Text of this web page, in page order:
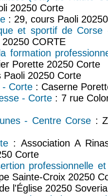
20250 Corte
: 29, cours Paoli
et sportif de
CORTE
formation
Porette 20250 Corte
Paoli 20250 Corte
- Corte : Caserne
- Corte : 7 rue
- Centre Corse :
: Association A
Corte
professionnelle
Sainte-Croix 20250
l'Église 20250 Soveria